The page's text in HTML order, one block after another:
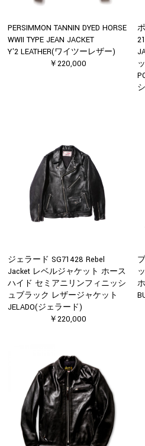
PERSIMMON TANNIN DYED HORSE
WWII TYPE JEAN JACKET
Y'2 LEATHER(ワイツーレザー)
￥220,000
ジェラード SG71428 Rebel
Jacket レベルジャケット ホース
ハイド セミアニリンフィニッシ
ュブラック レザージャケット
JELADO(ジェラード)
￥220,000